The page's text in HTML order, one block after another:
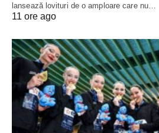
lansează lovituri de o amploare care nu…
11 ore ago